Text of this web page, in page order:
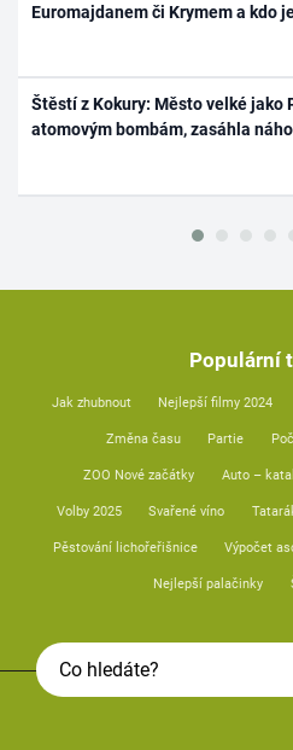
Euromajdanem či Krymem a kdo
Štěstí z Kokury: Město velké jako
atomovým bombám, zasáhla
Populární
Jak zhubnout Nejlepší filmy 2024
Změna času Partie
ZOO Nové začátky Auto –
Volby 2025 Svařené víno
Pěstování lichořeřišnice Výpočet
Nejlepší palačinky